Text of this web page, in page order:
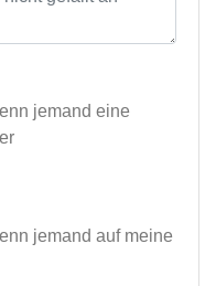
jemand eine
jemand auf meine